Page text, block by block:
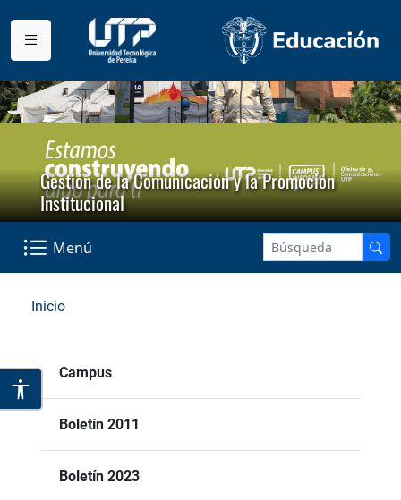
Gestión de la Comunicación y la Promoción
Institucional
Menú
Inicio
Campus
Boletín 2011
Boletín 2023